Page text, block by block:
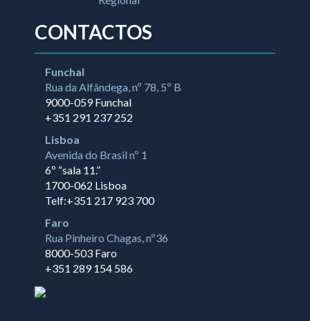
CONTACTOS
Funchal
Rua da Alfândega, nº 78, 5º B
9000-059 Funchal
+351 291 237 252
Lisboa
Avenida do Brasil nº 1
6º “sala 11.”
1700-062 Lisboa
Telf:+351 217 923 700
Faro
Rua Pinheiro Chagas, nº36
8000-503 Faro
+351 289 154 586